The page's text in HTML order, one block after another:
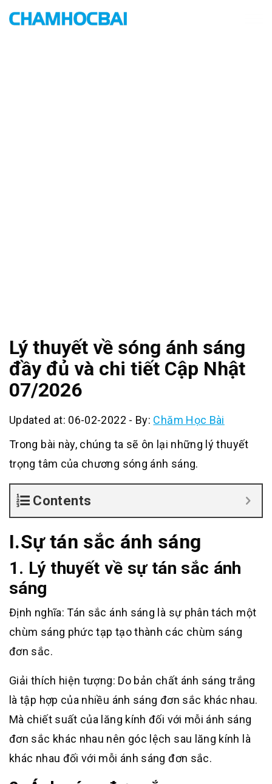
Lý thuyết về sóng ánh sáng
đầy đủ và chi tiết Cập Nhật
07/2026
Updated at: 06-02-2022 - By: Chăm Học Bài
Trong bài này, chúng ta sẽ ôn lại những lý thuyết
trọng tâm của chương sóng ánh sáng.
Contents
I.Sự tán sắc ánh sáng
1. Lý thuyết về sự tán sắc ánh
sáng
Định nghĩa: Tán sắc ánh sáng là sự phân tách một
chùm sáng phức tạp tạo thành các chùm sáng
đơn sắc.
Giải thích hiện tượng: Do bản chất ánh sáng trắng
là tập hợp của nhiều ánh sáng đơn sắc khác nhau.
Mà chiết suất của lăng kính đối với mỗi ánh sáng
đơn sắc khác nhau nên góc lệch sau lăng kính là
khác nhau đối với mỗi ánh sáng đơn sắc.